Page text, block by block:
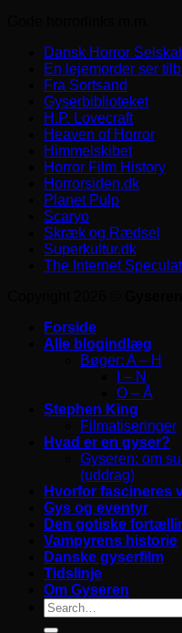
Dansk Horror
En lejemorder ser
Fra Sortsand
Gyserbiblioteket
H.P. Lovecraft
Heaven of Horror
Himmelskibet
Horror Film History
Horrorsiden.dk
Planet Pulp
Scaryo
Skræk og Rædsel
Superkultur.dk
The Internet
Forside
Alle blogindlæg
Bøger: A – H
I – N
O – Å
Stephen King
Filmatiseringer
Hvad er en gyser?
Gyseren: om
(uddrag)
Hvorfor fascineres
Gys og eventyr
Den gotiske
Vampyrens historie
Danske gyserfilm
Tidslinje
Om Gyseren